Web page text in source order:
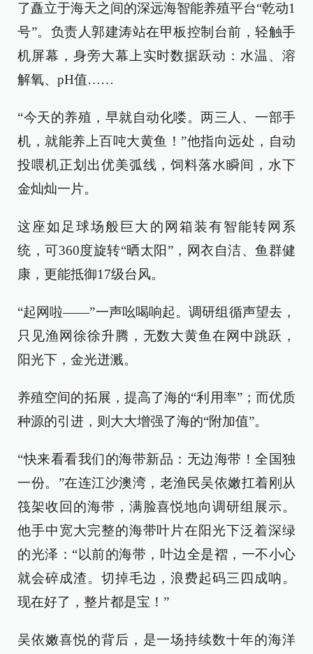
了矗立于海天之间的深远海智能养殖平台“乾动1
号”。负责人郭建涛站在甲板控制台前，轻触手
机屏幕，身旁大幕上实时数据跃动：水温、溶
解氧、pH值……
“今天的养殖，早就自动化喽。两三人、一部手
机，就能养上百吨大黄鱼！”他指向远处，自动
投喂机正划出优美弧线，饲料落水瞬间，水下
金灿灿一片。
这座如足球场般巨大的网箱装有智能转网系
统，可360度旋转“晒太阳”，网衣自洁、鱼群健
康，更能抵御17级台风。
“起网啦——”一声吆喝响起。调研组循声望去，
只见渔网徐徐升腾，无数大黄鱼在网中跳跃，
阳光下，金光迸溅。
养殖空间的拓展，提高了海的“利用率”；而优质
种源的引进，则大大增强了海的“附加值”。
“快来看看我们的海带新品：无边海带！全国独
一份。”在连江沙澳湾，老渔民吴依嫩扛着刚从
筏架收回的海带，满脸喜悦地向调研组展示。
他手中宽大完整的海带叶片在阳光下泛着深绿
的光泽：“以前的海带，叶边全是褶，一不小心
就会碎成渣。切掉毛边，浪费起码三四成呐。
现在好了，整片都是宝！”
吴依嫩喜悦的背后，是一场持续数十年的海洋